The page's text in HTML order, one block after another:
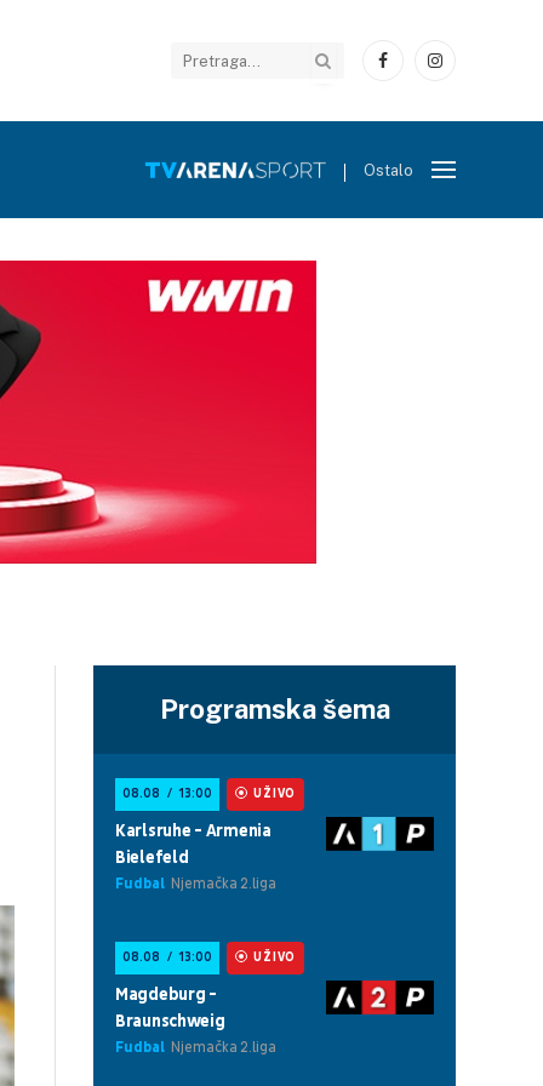
FacebookInstagram
Ostalo
Programska šema